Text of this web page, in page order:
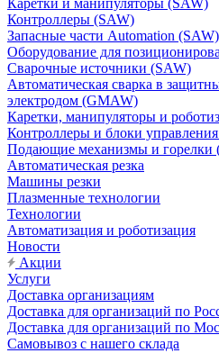
Каретки и манипуляторы (SAW)
Контроллеры (SAW)
Запасные части Automation (SAW)
Оборудование для
Сварочные источники (SAW)
Автоматическая сварка в
электродом (GMAW)
Каретки, манипуляторы и
Контроллеры и блоки
Подающие механизмы и горелки
Автоматическая резка
Машины резки
Плазменные технологии
Технологии
Автоматизация и роботизация
Новости
Акции
Услуги
Доставка организациям
Доставка для организаций по
Доставка для организаций по
Самовывоз с нашего склада